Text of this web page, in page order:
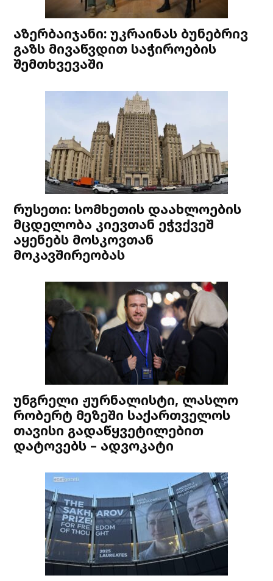
აზერბაიჯანი: უკრაინას ბუნებრივ
გაზს მივაწვდით საჭიროების
შემთხვევაში
რუსეთი: სომხეთის დაახლოების
მცდელობა კიევთან ეჭვქვეშ
აყენებს მოსკოვთან
მოკავშირეობას
უნგრელი ჟურნალისტი, ლასლო
რობერტ მეზეში საქართველოს
თავისი გადაწყვეტილებით
დატოვებს – ადვოკატი